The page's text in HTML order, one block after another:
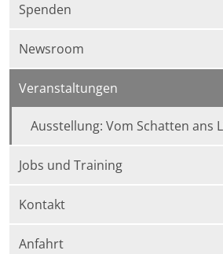
Spenden
Newsroom
Veranstaltungen
Ausstellung: Vom Schatten ans
Jobs und Training
Kontakt
Anfahrt